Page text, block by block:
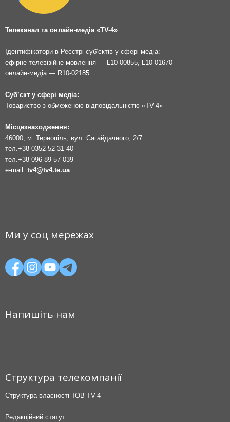
Телеканал та онлайн-медіа «TV-4»
Ідентифікатори в Реєстрі суб’єктів у сфері медіа:
ефірне телевізійне мовлення — L10-00855, L10-01670
онлайн-медіа — R10-02185
Суб’єкт у сфері медіа:
Товариство з обмеженою відповідальністю «TV-4»
Місцезнаходження:
46000, м. Тернопіль, вул. Сагайдачного, 2/7
тел. +38 0352 52 31 40
тел. +38 096 89 57 039
e-mail: tv4@tv4.te.ua
Ми у соц мережах
Напишіть нам
Структура телекомпанії
Структура власності ТОВ TV-4
Редакційний статут